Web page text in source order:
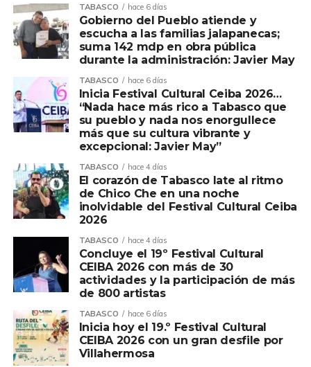
TABASCO hace 6 días
Gobierno del Pueblo atiende y
escucha a las familias jalapanecas;
suma 142 mdp en obra pública
durante la administración: Javier May
TABASCO hace 6 días
Inicia Festival Cultural Ceiba 2026…
“Nada hace más rico a Tabasco que
su pueblo y nada nos enorgullece
más que su cultura vibrante y
excepcional: Javier May”
TABASCO hace 4 días
El corazón de Tabasco late al ritmo
de Chico Che en una noche
inolvidable del Festival Cultural Ceiba
2026
TABASCO hace 4 días
Concluye el 19º Festival Cultural
CEIBA 2026 con más de 30
actividades y la participación de más
de 800 artistas
TABASCO hace 6 días
Inicia hoy el 19.º Festival Cultural
CEIBA 2026 con un gran desfile por
Villahermosa